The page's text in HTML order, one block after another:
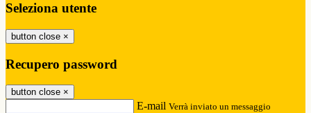
Seleziona utente
button close ×
Recupero password
button close ×
E-mail Verrà inviato un messaggio